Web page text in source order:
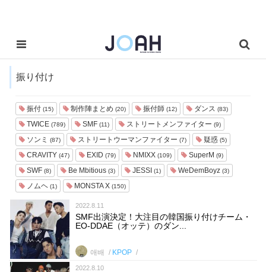
振り付け
振付 (15) 制作陣まとめ (20) 振付師 (12) ダンス (83)
TWICE (789) SMF (11) ストリートメンファイター (9)
ソンミ (87) ストリートウーマンファイター (7) 疑惑 (5)
CRAVITY (47) EXID (79) NMIXX (109) SuperM (9)
SWF (8) Be Mbitious (3) JESSI (1) WeDemBoyz (3)
ノムヘ (1) MONSTA X (150)
2022.8.11
SMF出演決定！大注目の韓国振り付けチーム・
EO-DDAE（オッテ）のダン...
애배 KPOP
2022.8.10